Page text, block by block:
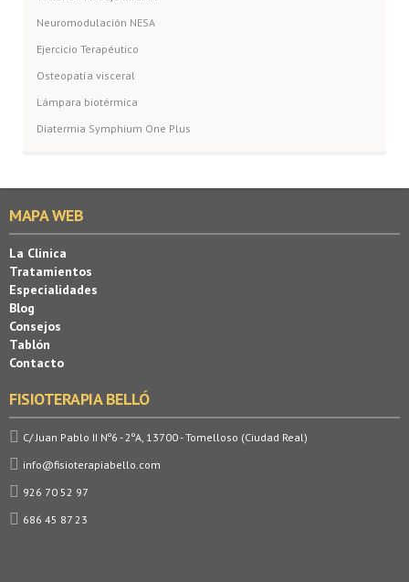
Neuromodulación NESA
Ejercicio Terapéutico
Osteopatía visceral
Lámpara biotérmica
Diatermia Symphium One Plus
MAPA WEB
La Clínica
Tratamientos
Especialidades
Blog
Consejos
Tablón
Contacto
FISIOTERAPIA BELLÓ
C/ Juan Pablo II Nº6 - 2ºA, 13700 - Tomelloso (Ciudad Real)
info@fisioterapiabello.com
926 70 52 97
686 45 87 23